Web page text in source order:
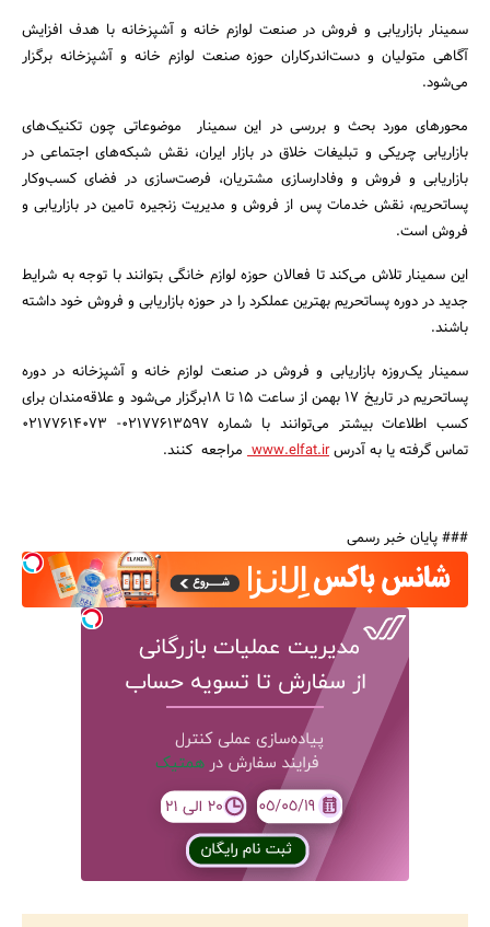
بانک، بیمه و سرمایه
جستجو
سمینار بازاریابی و فروش در صنعت لوازم خانه و آشپزخانه با هدف افزایش
آگاهی متولیان و دست‌اندرکاران حوزه صنعت لوازم خانه و آشپزخانه برگزار
می‌شود.
محورهای مورد بحث و بررسی در این سمینار موضوعاتی چون تکنیک‌های
بازاریابی چریکی و تبلیغات خلاق در بازار ایران، نقش شبکه‌های اجتماعی در
بازاریابی و فروش و وفادارسازی مشتریان، فرصت‌سازی در فضای کسب‌وکار
پساتحریم، نقش خدمات پس از فروش و مدیریت زنجیره تامین در بازاریابی و
فروش است.
این سمینار تلاش می‌کند تا فعالان حوزه لوازم خانگی بتوانند با توجه به شرایط
جدید در دوره پساتحریم بهترین عملکرد را در حوزه بازاریابی و فروش خود داشته
باشند.
سمینار یک‌روزه بازاریابی و فروش در صنعت لوازم خانه و آشپزخانه در دوره
پساتحریم در تاریخ 17 بهمن از ساعت 15 تا 18برگزار می‌شود و علاقه‌مندان برای
کسب اطلاعات بیشتر می‌توانند با شماره 02177613597- 02177614073
تماس گرفته یا به آدرسwww.elfat.ir مراجعه کنند.
### پایان خبر رسمی